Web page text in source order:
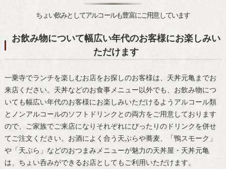
ちょい飲みとしてアルコールも豊富にご用意しています
お飲み物について幅広い年代のお客様にお楽しみい
ただけます
一乗寺でランチを楽しむお店をお探しのお客様は、天丼元亀までお
来店ください。天丼などのお食事メニュー以外でも、お飲み物につ
いても幅広い年代のお客様にお楽しみいただけるようアルコール類
とノンアルコールのソフトドリンクとの両方をご用意しております
ので、ご家族でご来店になりそれぞれにぴったりのドリンクを併せ
てご注文ください。お酒によく合う天ぷらや蕎麦、「鴨スモーク」
や「天ぷら」などのおつまみメニューが魅力の天丼屋・天丼元亀
は、ちょい呑みができるお店としてもご利用いただけます。